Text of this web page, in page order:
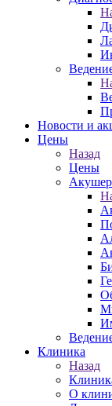
Новости и
Цены
Назад
Цены
Клиника
Назад
О